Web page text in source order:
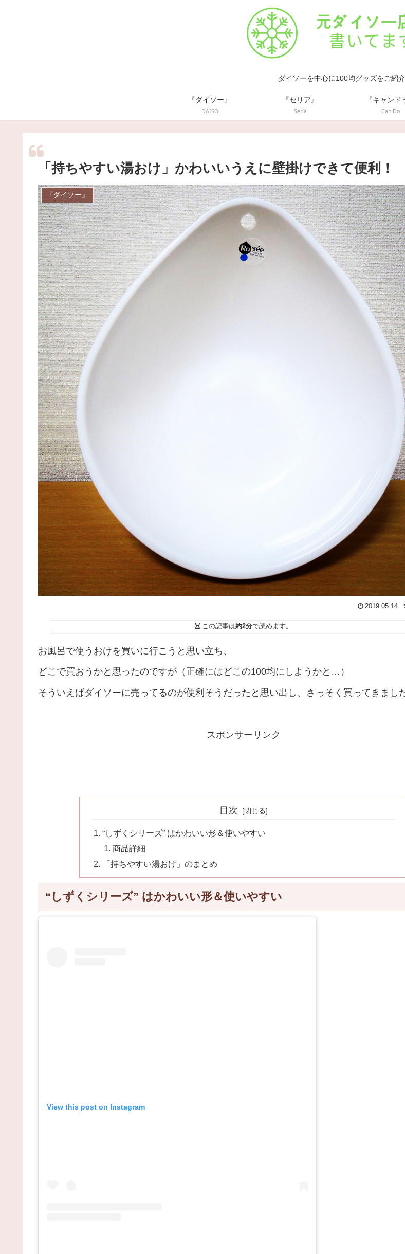
ダイソーを中心に100均グッズをご紹介
『ダイソー』
DAISO
『セリア』
Seria
『キャンド
Can Do
「持ちやすい湯おけ」かわいいうえに壁掛けできて便利！
『ダイソー』
2019.05.14
この記事は約2分で読めます。
お風呂で使うおけを買いに行こうと思い立ち、
どこで買おうかと思ったのですが（正確にはどこの100均にしようかと…）
そういえばダイソーに売ってるのが便利そうだったと思い出し、さっそく買ってきました
スポンサーリンク
目次
“しずくシリーズ” はかわいい形＆使いやすい
商品詳細
「持ちやすい湯おけ」のまとめ
“しずくシリーズ” はかわいい形＆使いやすい
View this post on Instagram